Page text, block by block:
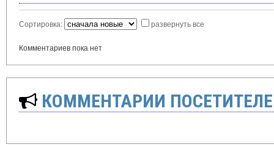
Сортировка: развернуть все
Комментариев пока нет
КОММЕНТАРИИ